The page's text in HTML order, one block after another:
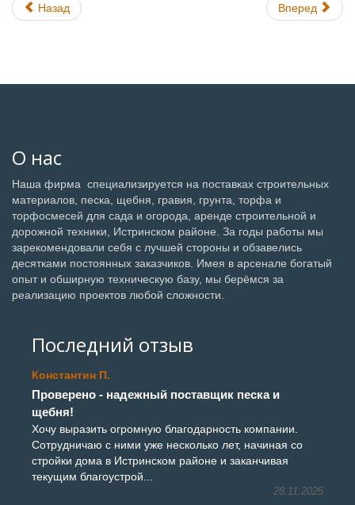
Назад Вперед
О нас
Наша фирма специализируется на поставках строительных
материалов, песка, щебня, гравия, грунта, торфа и
торфосмесей для сада и огорода, аренде строительной и
дорожной техники, Истринском районе. За годы работы мы
зарекомендовали себя с лучшей стороны и обзавелись
десятками постоянных заказчиков. Имея в арсенале богатый
опыт и обширную техническую базу, мы берёмся за
реализацию проектов любой сложности.
Последний отзыв
Константин П.
Проверено - надежный поставщик песка и
щебня!
Хочу выразить огромную благодарность компании.
Сотрудничаю с ними уже несколько лет, начиная со
стройки дома в Истринском районе и заканчивая
текущим благоустрой...
28.11.2025